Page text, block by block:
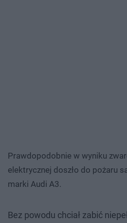
Prawdopodobnie w wyniku
elektrycznej doszło do pożaru
marki Audi A3.
Bez powodu chciał zabić